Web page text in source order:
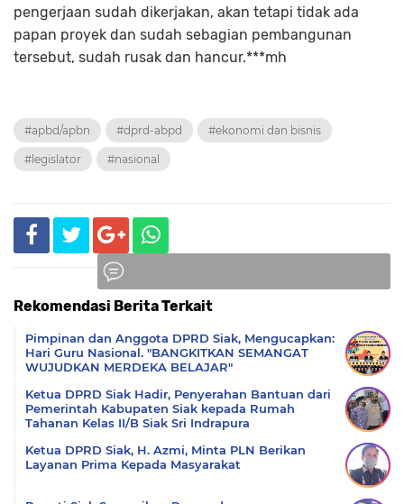
pengerjaan sudah dikerjakan, akan tetapi tidak ada
papan proyek dan sudah sebagian pembangunan
tersebut, sudah rusak dan hancur.***mh
#apbd/apbn #dprd-abpd #ekonomi dan bisnis
#legislator #nasional
Rekomendasi Berita Terkait
Pimpinan dan Anggota DPRD Siak, Mengucapkan:
Hari Guru Nasional. "BANGKITKAN SEMANGAT
WUJUDKAN MERDEKA BELAJAR"
Ketua DPRD Siak Hadir, Penyerahan Bantuan dari
Pemerintah Kabupaten Siak kepada Rumah
Tahanan Kelas II/B Siak Sri Indrapura
Ketua DPRD Siak, H. Azmi, Minta PLN Berikan
Layanan Prima Kepada Masyarakat